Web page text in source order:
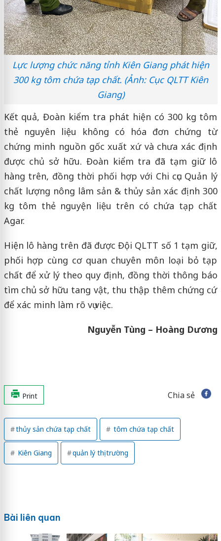
Lực lượng chức năng tỉnh Kiên Giang phát hiện
300 kg tôm chứa tạp chất. (Ảnh: Cục QLTT Kiên
Giang)
Kết quả, Đoàn kiểm tra phát hiện có 300 kg tôm
thẻ nguyên liệu không có hóa đơn chứng từ
chứng minh nguồn gốc xuất xứ và chưa xác định
được chủ sở hữu. Đoàn kiểm tra đã tạm giữ lô
hàng trên, đồng thời phối hợp với Chi cục Quản lý
chất lượng nông lâm sản & thủy sản xác định 300
kg tôm thẻ nguyện liệu trên có chứa tạp chất
Agar.
Hiện lô hàng trên đã được Đội QLTT số 1 tạm giữ,
phối hợp cùng cơ quan chuyên môn loại bỏ tạp
chất để xử lý theo quy định, đồng thời thông báo
tìm chủ sở hữu tang vật, thu thập thêm chứng cứ
để xác minh làm rõ vụ việc.
Nguyễn Tùng – Hoàng Dương
Print Chia sẻ
thủy sản chứa tạp chất tôm chứa tạp chất
Kiên Giang quản lý thị trường
Bài liên quan